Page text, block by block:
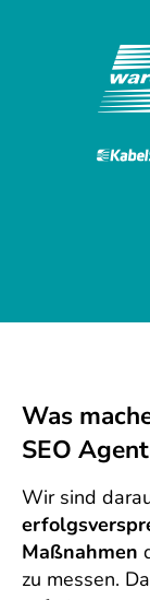
Was
SEO
Wir sind
Maßnahmen
zu messen.